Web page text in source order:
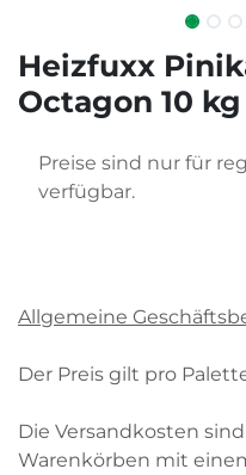
Heizfuxx
Octagon 10 kg
Preise sind nur für
verfügbar.
Allgemeine
Der Preis gilt pro
Die Versandkosten
Warenkörben mit